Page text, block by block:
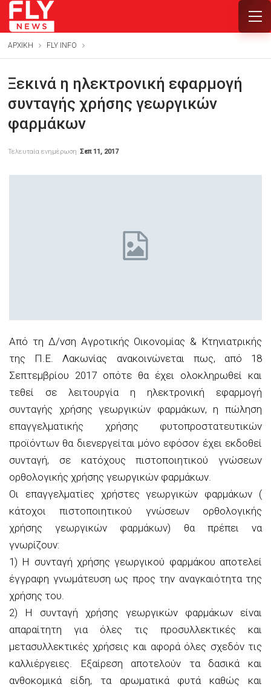
ΑΡΧΙΚΗ FLY INFO
Ξεκινά η ηλεκτρονική εφαρμογή
συνταγής χρήσης γεωργικών
φαρμάκων
Τελευταία ενημέρωση Σεπ 11, 2017
Από τη Δ/νση Αγροτικής Οικονομίας & Κτηνιατρικής
της Π.Ε. Λακωνίας ανακοινώνεται πως, από 18
Σεπτεμβρίου 2017 οπότε θα έχει ολοκληρωθεί και
τεθεί σε λειτουργία η ηλεκτρονική εφαρμογή
συνταγής χρήσης γεωργικών φαρμάκων, η πώληση
επαγγελματικής χρήσης φυτοπροστατευτικών
προϊόντων θα διενεργείται μόνο εφόσον έχει εκδοθεί
συνταγή, σε κατόχους πιστοποιητικού γνώσεων
ορθολογικής χρήσης γεωργικών φαρμάκων.
Οι επαγγελματίες χρήστες γεωργικών φαρμάκων (
κάτοχοι πιστοποιητικού γνώσεων ορθολογικής
χρήσης γεωργικών φαρμάκων) θα πρέπει να
γνωρίζουν:
1) Η συνταγή χρήσης γεωργικού φαρμάκου αποτελεί
έγγραφη γνωμάτευση ως προς την αναγκαιότητα της
χρήσης του.
2) Η συνταγή χρήσης γεωργικών φαρμάκων είναι
απαραίτητη για όλες τις προσυλλεκτικές και
μετασυλλεκτικές χρήσεις και αφορά όλες σχεδόν τις
καλλιέργειες. Εξαίρεση αποτελούν τα δασικά και
ανθοκομικά είδη, τα αρωματικά φυτά καθώς και